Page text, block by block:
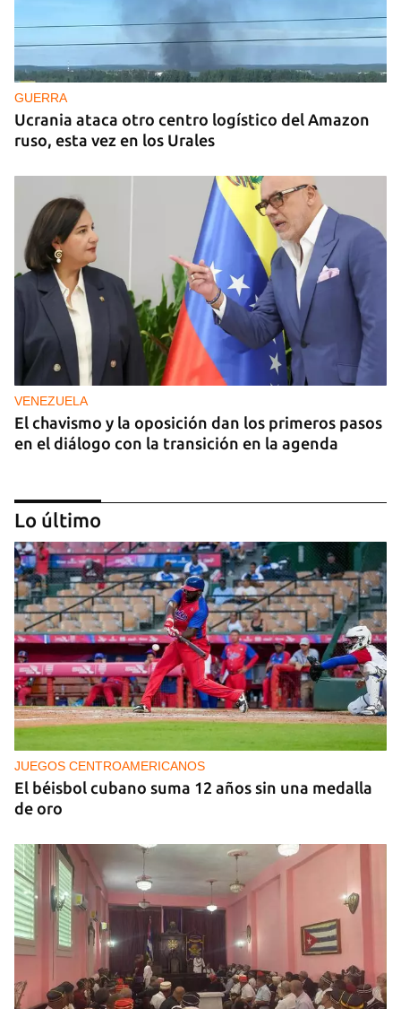
GUERRA
Ucrania ataca otro centro logístico del Amazon
ruso, esta vez en los Urales
VENEZUELA
El chavismo y la oposición dan los primeros pasos
en el diálogo con la transición en la agenda
NICARAGUA
EE UU propone a la OEA convocar a los
cancilleres para "tomar medidas" contra las
decisiones de Ortega
Lo último
JUEGOS CENTROAMERICANOS
El béisbol cubano suma 12 años sin una medalla
de oro